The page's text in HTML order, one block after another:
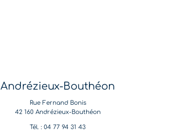
Andrézieux-Bouthéon
Rue Fernand Bonis
42 160 Andrézieux-Bouthéon
Tél. : 04 77 94 31 43